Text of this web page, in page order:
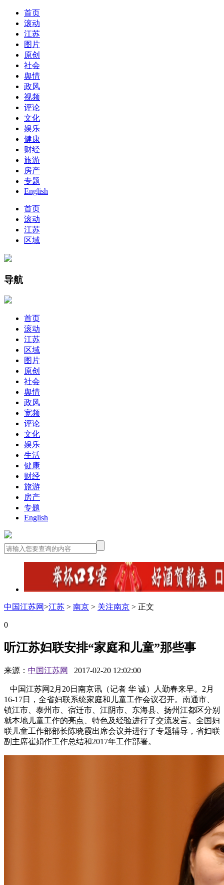
首页
滚动
江苏
图片
原创
社会
舆情
政风
视频
评论
文化
娱乐
健康
财经
旅游
房产
专题
English
首页
滚动
江苏
区域
导航
首页
滚动
江苏
区域
图片
原创
社会
舆情
政风
宽频
评论
文化
娱乐
生活
健康
财经
旅游
房产
专题
English
中国江苏网>江苏 > 南京 > 关注南京 > 正文
0
听江苏妇联安排“家庭和儿童”那些事
来源： 中国江苏网 2017-02-20 12:02:00
中国江苏网2月20日南京讯（记者 华 诚）人勤春来早。2月
16-17日，全省妇联系统家庭和儿童工作会议召开。南通市、
镇江市、泰州市、宿迁市、江阴市、东海县、扬州江都区分别
就本地儿童工作的亮点、特色及经验进行了交流发言。全国妇
联儿童工作部部长陈晓霞出席会议并进行了专题辅导，省妇联
副主席崔娟作工作总结和2017年工作部署。